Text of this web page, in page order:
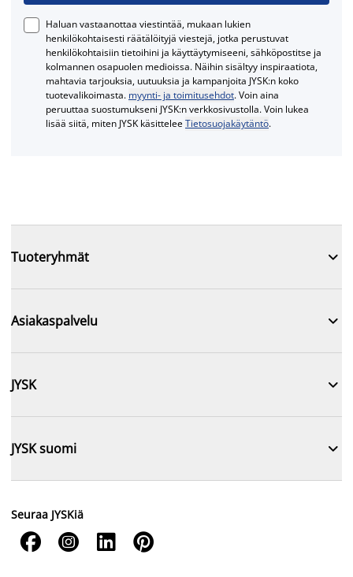
Haluan vastaanottaa viestintää, mukaan lukien
henkilökohtaisesti räätälöityjä viestejä, jotka perustuvat
henkilökohtaisiin tietoihini ja käyttäytymiseeni, sähköpostitse ja
kolmannen osapuolen medioissa. Näihin sisältyy inspiraatiota,
mahtavia tarjouksia, uutuuksia ja kampanjoita JYSK:n koko
tuotevalikoimasta. myynti- ja toimitusehdot. Voin aina
peruuttaa suostumukseni JYSK:n verkkosivustolla. Voin lukea
lisää siitä, miten JYSK käsitteleeTietosuojakäytäntö.
Tuoteryhmät 
Asiakaspalvelu 
JYSK 
JYSK suomi 
Seuraa JYSKiä
   